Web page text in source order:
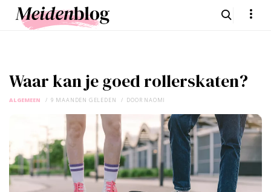
Waar kan je goed rollerskaten?
ALGEMEEN 9 MAANDEN GELEDEN DOOR NAOMI